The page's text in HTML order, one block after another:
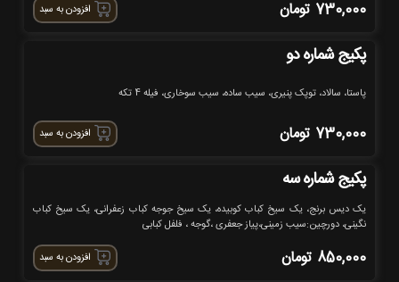
730,000 تومان افزودن به سبد
پکیج شماره دو
پاستا، سالاد، توپک پنیری، سیب ساده، سیب سوخاری، فیله 4 تکه
730,000 تومان افزودن به سبد
پکیج شماره سه
یک دیس برنج، یک سیخ کباب کوبیده، یک سیخ جوجه کباب زعفرانی، یک سیخ کباب
نگینی، دورچین:سیب زمینی،پیاز جعفری ،گوجه ، فلفل کبابی
850,000 تومان افزودن به سبد